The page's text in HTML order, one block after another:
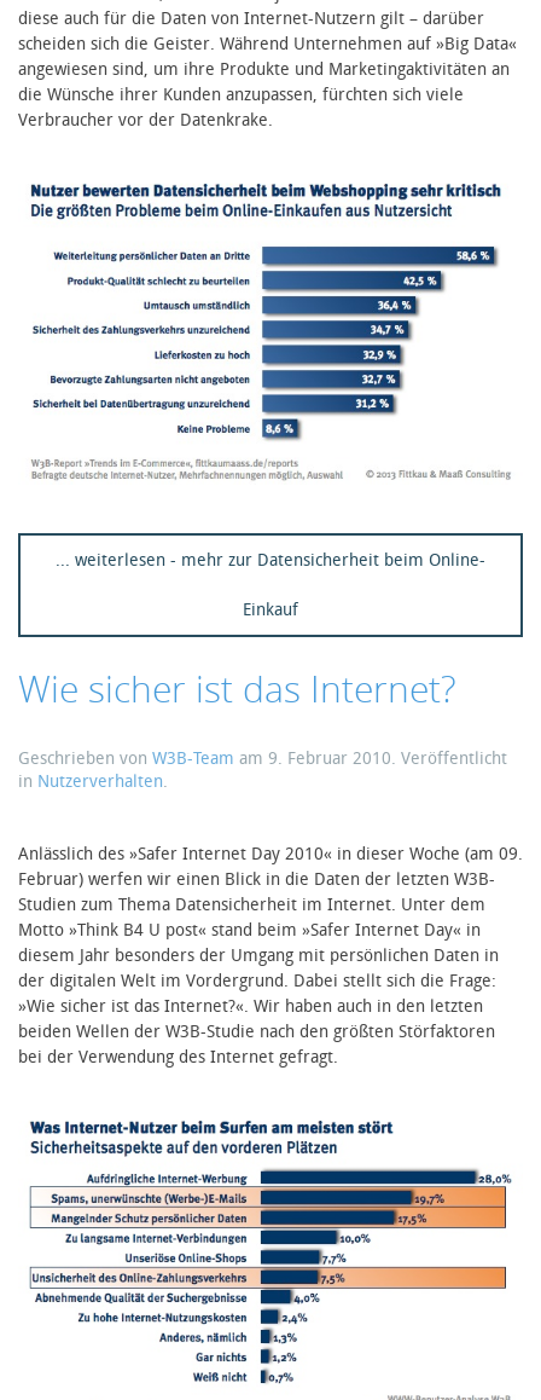
diese auch für die Daten von Internet-Nutzern gilt – darüber
scheiden sich die Geister. Während Unternehmen auf »Big Data«
angewiesen sind, um ihre Produkte und Marketingaktivitäten an
die Wünsche ihrer Kunden anzupassen, fürchten sich viele
Verbraucher vor der Datenkrake.
... weiterlesen - mehr zur Datensicherheit beim Online-
Einkauf
Wie sicher ist das Internet?
Geschrieben von W3B-Team am 9. Februar 2010. Veröffentlicht
in Nutzerverhalten.
Anlässlich des »Safer Internet Day 2010« in dieser Woche (am 09.
Februar) werfen wir einen Blick in die Daten der letzten W3B-
Studien zum Thema Datensicherheit im Internet. Unter dem
Motto »Think B4 U post« stand beim »Safer Internet Day« in
diesem Jahr besonders der Umgang mit persönlichen Daten in
der digitalen Welt im Vordergrund. Dabei stellt sich die Frage:
»Wie sicher ist das Internet?«. Wir haben auch in den letzten
beiden Wellen der W3B-Studie nach den größten Störfaktoren
bei der Verwendung des Internet gefragt.